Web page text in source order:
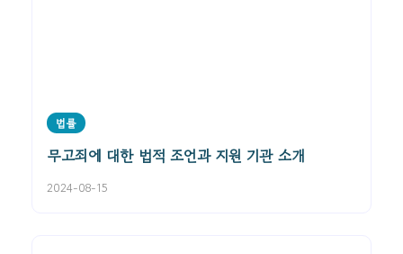
법률
무고죄에 대한 법적 조언과 지원 기관 소개
2024-08-15